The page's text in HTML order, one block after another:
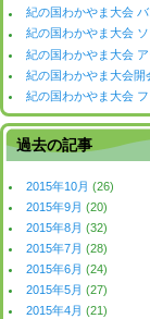
紀の国わかやま大会
紀の国わかやま大会
紀の国わかやま大会
紀の国わかやま大会開
紀の国わかやま大会
過去の記事
2015年10月 (26)
2015年9月 (20)
2015年8月 (32)
2015年7月 (28)
2015年6月 (24)
2015年5月 (27)
2015年4月 (21)